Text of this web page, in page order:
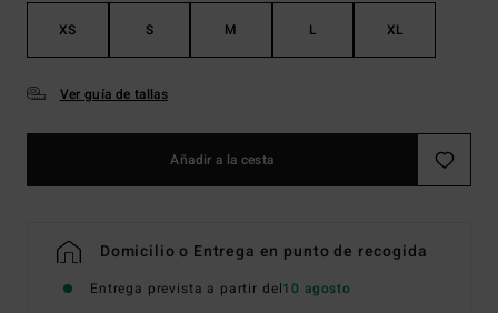
XS S M L XL
Ver guía de tallas
Añadir a la cesta
Domicilio o Entrega en punto de recogida
Entrega prevista a partir del10 agosto